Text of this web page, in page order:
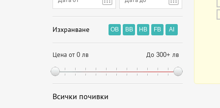
Изхранване OB BB HB FB AI
Цена от 0 лв До 300+ лв
Всички почивки